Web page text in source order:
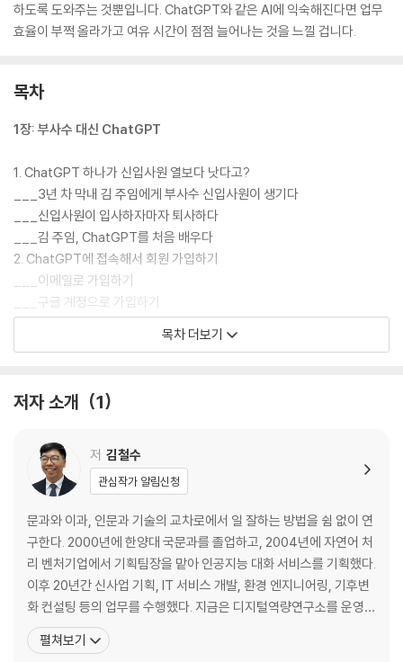
하도록 도와주는 것뿐입니다. ChatGPT와 같은 AI에 익숙해진다면 업무
효율이 부쩍 올라가고 여유 시간이 점점 늘어나는 것을 느낄 겁니다.
목차
1장: 부사수 대신 ChatGPT
1. ChatGPT 하나가 신입사원 열보다 낫다고?
___3년 차 막내 김 주임에게 부사수 신입사원이 생기다
___신입사원이 입사하자마자 퇴사하다
___김 주임, ChatGPT를 처음 배우다
2. ChatGPT에 접속해서 회원 가입하기
___이메일로 가입하기
___구글 계정으로 가입하기
3. ChatGPT 사용하는 법
4. ChatGPT에게 질문하고 요청하는 법
___프롬프트 잘 쓰는 법 4가지
2장: ChatGPT로 엑셀 자동화 시작하기 - 이제 함수 안 외워도 된다
5. ChatGPT가 엑셀 파일 검토를 다 해준다고?
___공짜로 자동화가 된다고?
___예상 매출 데이터를 검토하라
6. 영업사원 코드를 교차 확인하기
___영업사원 코드에 퇴사한 직원 코드가 있다
___무슨 함수를 써야 할지 모르면 ChatGPT에게 물어보자
목차 더보기
저자 소개 1
저 김철수
관심작가 알림신청
문과와 이과, 인문과 기술의 교차로에서 일 잘하는 방법을 쉼 없이 연
구한다. 2000년에 한양대 국문과를 졸업하고, 2004년에 자연어 처
리 벤처기업에서 기획팀장을 맡아 인공지능 대화 서비스를 기획했다.
이후 20년간 신사업 기획, IT 서비스 개발, 환경 엔지니어링, 기후변
화 컨설팅 등의 업무를 수행했다. 지금은 디지털역량연구소를 운영하
며 국내 10대 그룹, 정부 중앙부처, 광역지자체, 서울대 등에서 디지
털, AI, 데이터, 자동화, 기획, 보고, 인문학을 강의하고 책을 쓰고 있
펼쳐보기